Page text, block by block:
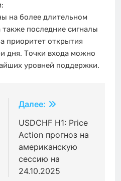
на более длительном
последние сигналы
приоритет открытия
дня. Точки входа можно
уровней поддержки.
Далее:
USDCHF H1: Price
Action прогноз на
американскую
сессию на
24.10.2025